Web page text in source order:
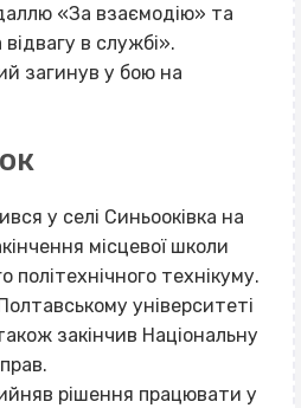
«За взаємодію» та
в службі».
загинув у бою на
у селі Синьооківка на
місцевої школи
політехнічного технікуму.
університеті
закінчив Національну
рішення працювати у